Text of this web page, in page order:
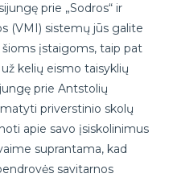
prie „Sodros“ ir
(VMI) sistemų jūs galite
įstaigoms, taip pat
kelių eismo taisyklių
prie Antstolių
priverstinio skolų
apie savo įsiskolinimus
suprantama, kad
savitarnos